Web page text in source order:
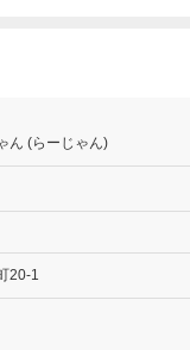
(らーじゃん)
20-1